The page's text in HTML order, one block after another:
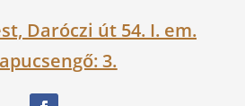
Daróczi út 54. I. em.
3.